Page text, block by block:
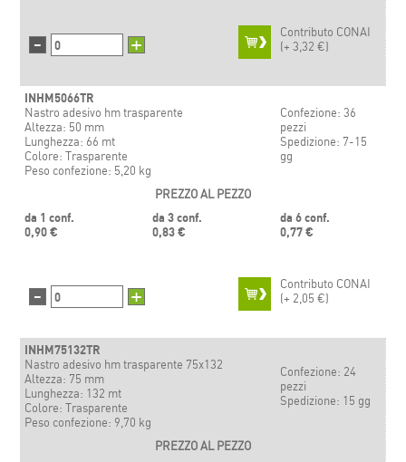
- +
Contributo CONAI
(+ 3,32 €)
INHM5066TR
Nastro adesivo hm trasparente
Altezza: 50 mm
Lunghezza: 66 mt
Colore: Trasparente
Peso confezione: 5,20 kg
Confezione: 36
pezzi
Spedizione: 7-15
gg
PREZZO AL PEZZO
da 1 conf.
0,90 €
da 3 conf.
0,83 €
da 6 conf.
0,77 €
- +
Contributo CONAI
(+ 2,05 €)
INHM75132TR
Nastro adesivo hm trasparente 75x132
Altezza: 75 mm
Lunghezza: 132 mt
Colore: Trasparente
Peso confezione: 9,70 kg
Confezione: 24
pezzi
Spedizione: 15 gg
PREZZO AL PEZZO